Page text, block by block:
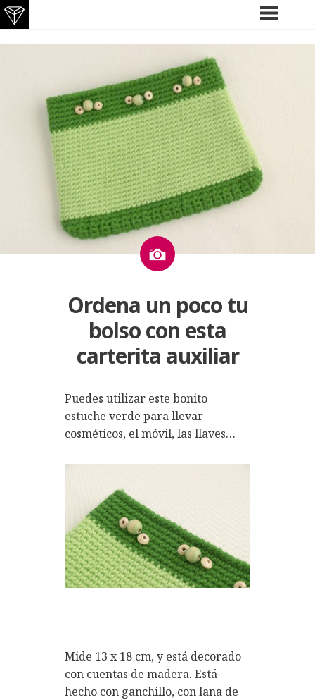
Saltar
Imagen
Ordena un poco tu
bolso con esta
carterita auxiliar
Puedes utilizar este bonito
estuche verde para llevar
cosméticos, el móvil, las llaves…
Mide 13 x 18 cm, y está decorado
con cuentas de madera. Está
hecho con ganchillo, con lana de